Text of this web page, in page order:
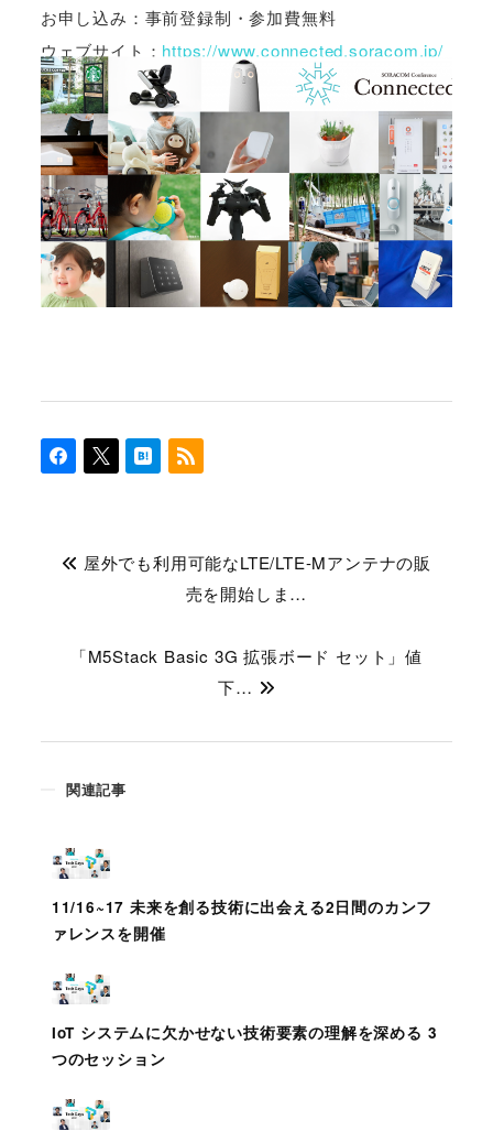
お申し込み：事前登録制・参加費無料
ウェブサイト： https://www.connected.soracom.jp/
関連記事
11/16~17 未来を創る技術に出会える2日間のカンフ
ァレンスを開催
IoT システムに⽋かせない技術要素の理解を深める 3
つのセッション
屋外でも利用可能なLTE/LTE-Mアンテナの販
売を開始しま…
「M5Stack Basic 3G 拡張ボード セット」値
下…